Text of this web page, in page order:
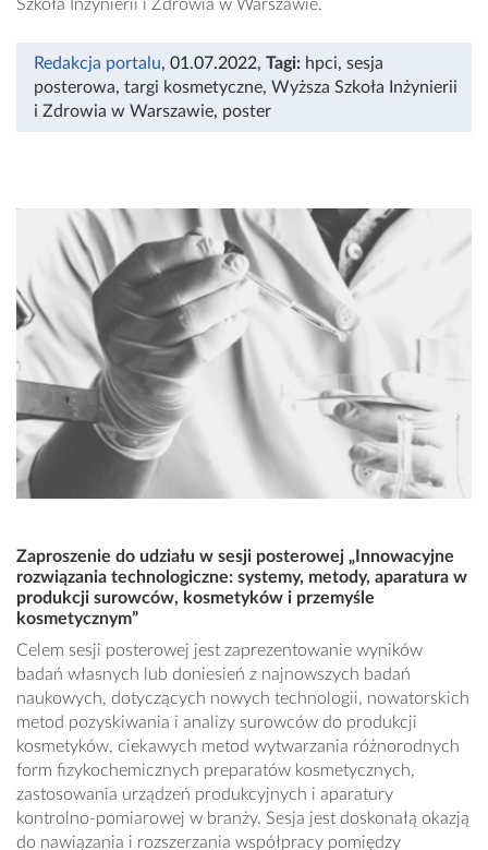
Szkoła Inżynierii i Zdrowia w Warszawie.
Redakcja portalu, 01.07.2022, Tagi: hpci, sesja
posterowa, targi kosmetyczne, Wyższa Szkoła Inżynierii
i Zdrowia w Warszawie, poster
Zaproszenie do udziału w sesji posterowej „Innowacyjne
rozwiązania technologiczne: systemy, metody, aparatura w
produkcji surowców, kosmetyków i przemyśle
kosmetycznym”
Celem sesji posterowej jest zaprezentowanie wyników
badań własnych lub doniesień z najnowszych badań
naukowych, dotyczących nowych technologii, nowatorskich
metod pozyskiwania i analizy surowców do produkcji
kosmetyków, ciekawych metod wytwarzania różnorodnych
form fizykochemicznych preparatów kosmetycznych,
zastosowania urządzeń produkcyjnych i aparatury
kontrolno-pomiarowej w branży. Sesja jest doskonałą okazją
do nawiązania i rozszerzania współpracy pomiędzy